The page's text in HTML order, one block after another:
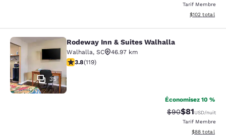
Tarif Membre
Afficher les
$102 total
Rodeway Inn & Suites Walhalla
35
Rodeway Inn & Suites Walhalla
Walhalla, SC
46.97 km
3.82 étoiles. Bien. 119 commentaires
3.8(119)
Économisez 10 %
Tarif barré :
$90Tarif réduit :
$81USD/nuit
Tarif Membre
Afficher les
$88 total